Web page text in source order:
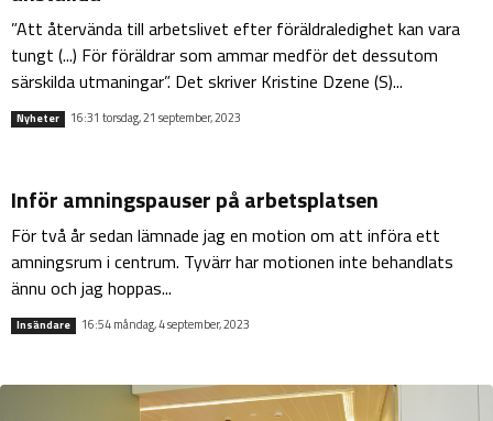
”Att återvända till arbetslivet efter föräldraledighet kan vara
tungt (...) För föräldrar som ammar medför det dessutom
särskilda utmaningar”. Det skriver Kristine Dzene (S)...
Nyheter 16:31 torsdag, 21 september, 2023
Inför amningspauser på arbetsplatsen
För två år sedan lämnade jag en motion om att införa ett
amningsrum i centrum. Tyvärr har motionen inte behandlats
ännu och jag hoppas...
Insändare 16:54 måndag, 4 september, 2023